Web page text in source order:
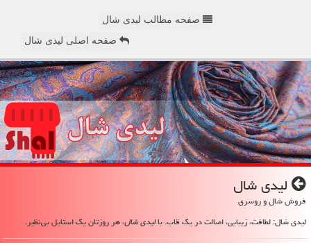
صفحه مطالب لیدی شال
صفحه اصلی لیدی شال
لیدی شال
فروش شال و روسری
لیدی شال: لطافت، زیبایی، اصالت در یک قاب. بالیدی شال، هر روزتان یک استایل بی‌نظیر.